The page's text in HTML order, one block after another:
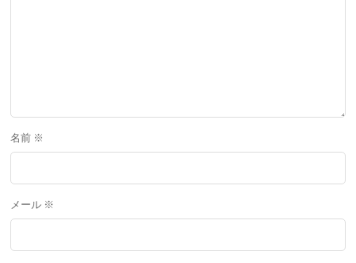
名前 ※
メール ※